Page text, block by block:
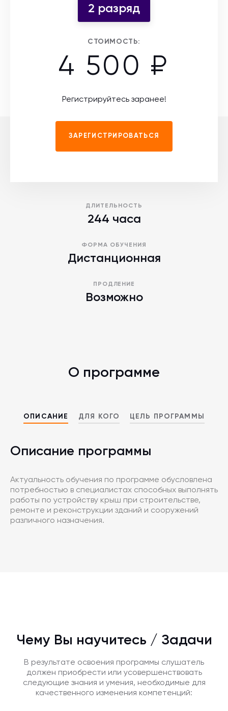
2 разряд
СТОИМОСТЬ:
4 500 ₽
Регистрируйтесь заранее!
ЗАРЕГИСТРИРОВАТЬСЯ
ДЛИТЕЛЬНОСТЬ
244 часа
ФОРМА ОБУЧЕНИЯ
Дистанционная
ПРОДЛЕНИЕ
Возможно
О программе
ОПИСАНИЕ ДЛЯ КОГО ЦЕЛЬ ПРОГРАММЫ
Описание программы
Актуальность обучения по программе обусловлена
потребностью в специалистах способных выполнять
работы по устройству крыш при строительстве,
ремонте и реконструкции зданий и сооружений
различного назначения.
Чему Вы научитесь / Задачи
В результате освоения программы слушатель
должен приобрести или усовершенствовать
следующие знания и умения, необходимые для
качественного изменения компетенций: